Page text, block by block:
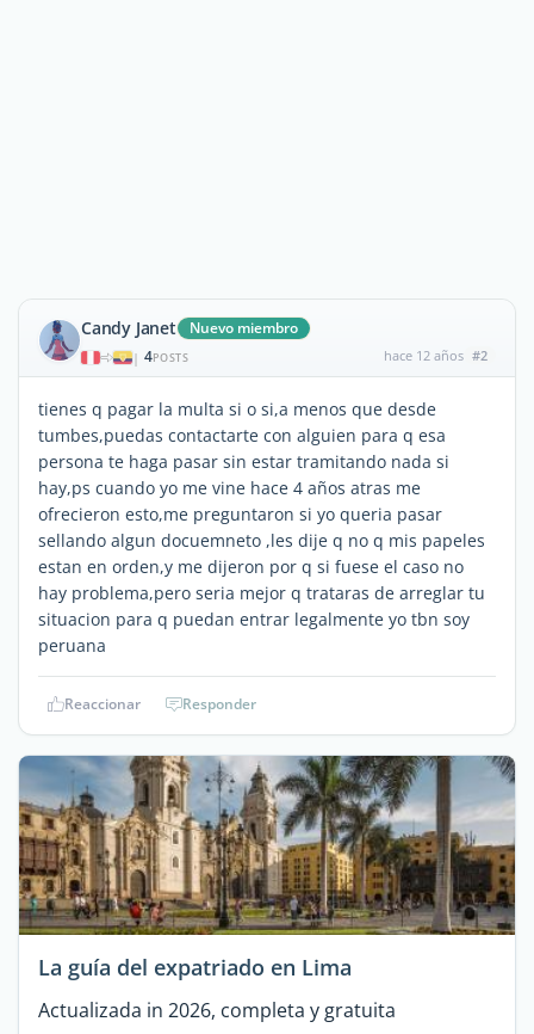
Candy Janet Nuevo miembro
| 4POSTS hace 12 años #2
tienes q pagar la multa si o si,a menos que desde
tumbes,puedas contactarte con alguien para q esa
persona te haga pasar sin estar tramitando nada si
hay,ps cuando yo me vine hace 4 años atras me
ofrecieron esto,me preguntaron si yo queria pasar
sellando algun docuemneto ,les dije q no q mis papeles
estan en orden,y me dijeron por q si fuese el caso no
hay problema,pero seria mejor q trataras de arreglar tu
situacion para q puedan entrar legalmente yo tbn soy
peruana
Reaccionar Responder
La guía del expatriado en Lima
Actualizada in 2026, completa y gratuita